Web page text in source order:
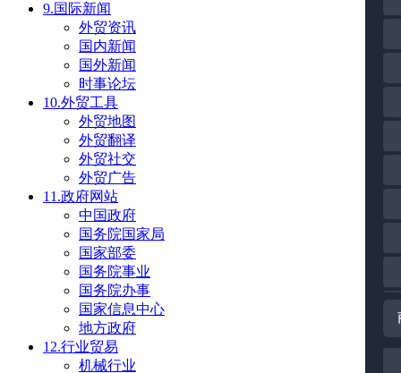
9.国际新闻
外贸资讯
国内新闻
国外新闻
时事论坛
10.外贸工具
外贸地图
外贸翻译
外贸社交
外贸广告
11.政府网站
中国政府
国务院国家局
国家部委
国务院事业
国务院办事
国家信息中心
地方政府
12.行业贸易
机械行业